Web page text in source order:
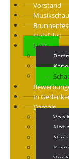
Vorstand
Musikschau
Holzfahrt
Links
In
Damals
Von
Not
Nur